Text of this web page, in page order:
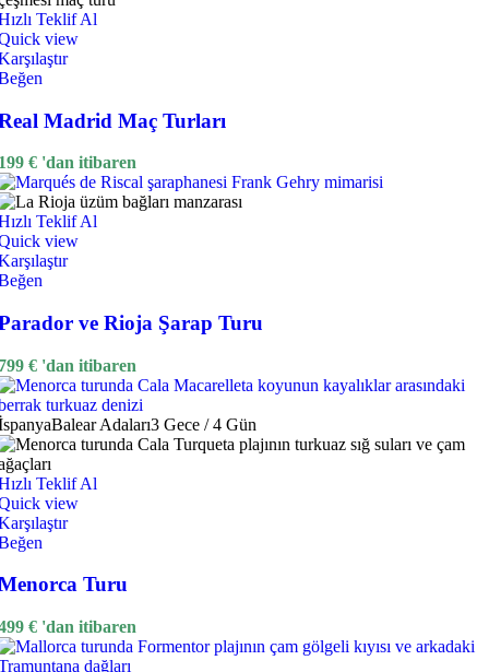
Teklif Al
view
Madrid Maç Turları
€ 'dan itibaren
Teklif Al
view
ve Rioja Şarap Turu
€ 'dan itibaren
Balear Adaları3 Gece / 4 Gün
Teklif Al
view
Turu
€ 'dan itibaren